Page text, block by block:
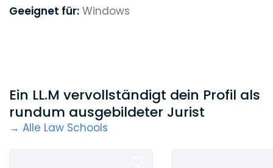
Geeignet für: Windows
Ein LL.M vervollständigt dein Profil als
rundum ausgebildeter Jurist
→ Alle Law Schools